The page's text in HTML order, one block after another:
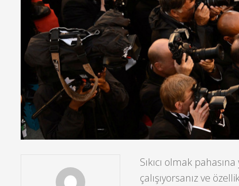
Sıkıcı olmak
çalışıyorsanız ve